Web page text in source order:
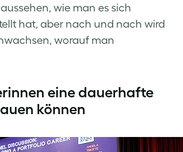
wie man es sich
hat, aber nach und nach wird
worauf man
eine dauerhafte
können